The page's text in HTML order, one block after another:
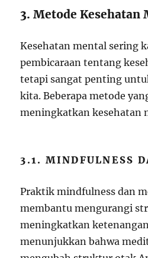
3. Metode Kesehatan
Kesehatan mental sering
pembicaraan tentang
tetapi sangat penting
kita. Beberapa metode
meningkatkan kesehatan
3.1. MINDFULNESS
Praktik mindfulness dan
membantu mengurangi
meningkatkan
menunjukkan bahwa